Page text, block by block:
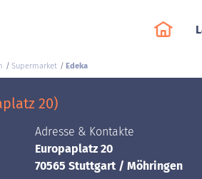
Supermarket Edeka
20)
Adresse & Kontakte
Europaplatz 20
70565 Stuttgart / Möhringen